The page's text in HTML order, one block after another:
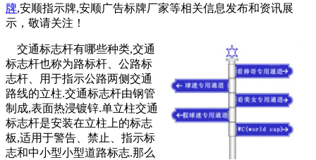
牌,安顺指示牌,安顺广告标牌厂家等相关信息发布和资讯展
示，敬请关注！
交通标志杆有哪些种类,交通
标志杆也称为路标杆、公路标
志杆、用于指示公路两侧交通
路线的立柱.交通标志杆由钢管
制成,表面热浸镀锌.单立柱交通
标志杆是安装在立柱上的标志
板,适用于警告、禁止、指示标
志和中小型小型道路标志.那么